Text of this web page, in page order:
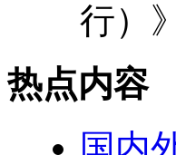
行）
热点内容